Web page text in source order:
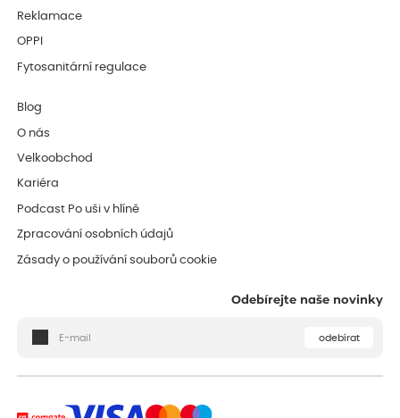
Reklamace
OPPI
Fytosanitární regulace
Blog
O nás
Velkoobchod
Kariéra
Podcast Po uši v hlíně
Zpracování osobních údajů
Zásady o používání souborů cookie
Odebírejte naše novinky
odebírat